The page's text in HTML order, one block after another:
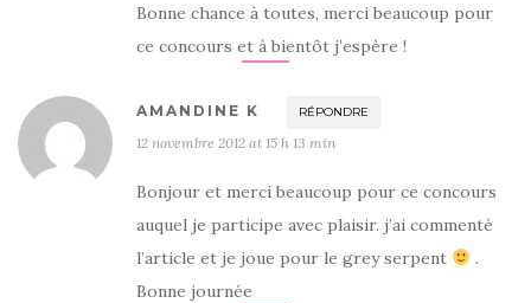
Bonne chance à toutes, merci beaucoup pour
ce concours et à bientôt j’espère !
AMANDINE K RÉPONDRE
12 novembre 2012 at 15 h 13 min
Bonjour et merci beaucoup pour ce concours
auquel je participe avec plaisir. j’ai commenté
l’article et je joue pour le grey serpent
.
Bonne journée